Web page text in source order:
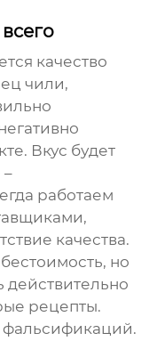
качество
чили,
Вкус будет
работаем
качества.
но
действительно
рецепты.
фальсификаций.